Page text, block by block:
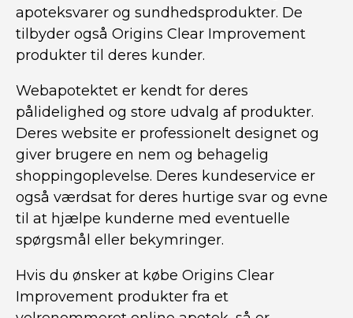
apoteksvarer og sundhedsprodukter. De
tilbyder også Origins Clear Improvement
produkter til deres kunder.
Webapotektet er kendt for deres
pålidelighed og store udvalg af produkter.
Deres website er professionelt designet og
giver brugere en nem og behagelig
shoppingoplevelse. Deres kundeservice er
også værdsat for deres hurtige svar og evne
til at hjælpe kunderne med eventuelle
spørgsmål eller bekymringer.
Hvis du ønsker at købe Origins Clear
Improvement produkter fra et